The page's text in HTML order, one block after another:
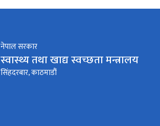
नेपाल सरकार
स्वास्थ्य तथा खाद्य स्वच्छता मन्त्रालय
सिंहदरबार, काठमाडौं